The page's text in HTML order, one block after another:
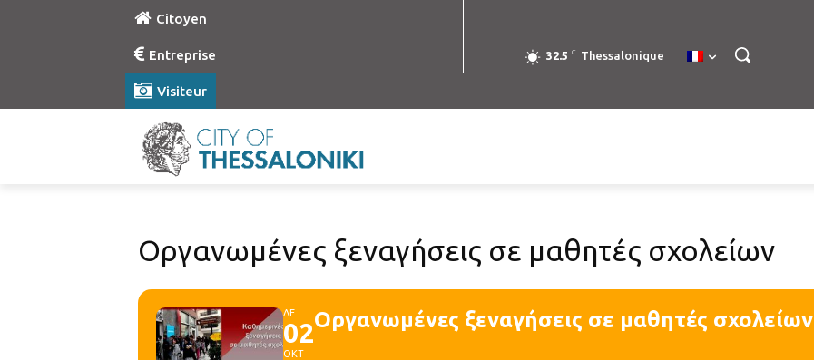
Citoyen
Entreprise
Visiteur
32.5 C Thessalonique
Οργανωμένες ξεναγήσεις σε μαθητές σχολείων
ΔΕ
02
ΟΚΤ
Οργανωμένες ξεναγήσεις σε μαθητές σχολείων